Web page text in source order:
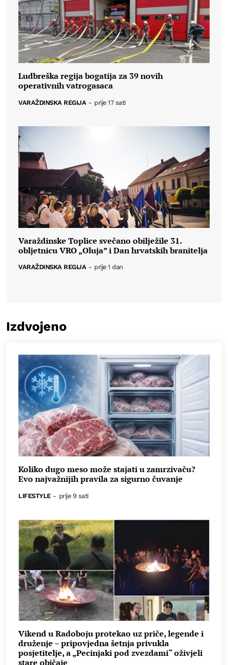
Ludbreška regija bogatija za 39 novih
operativnih vatrogasaca
VARAŽDINSKA REGIJA - prije 17 sati
Varaždinske Toplice svečano obilježile 31.
obljetnicu VRO „Oluja” i Dan hrvatskih branitelja
VARAŽDINSKA REGIJA - prije 1 dan
Izdvojeno
Koliko dugo meso može stajati u zamrzivaču?
Evo najvažnijih pravila za sigurno čuvanje
LIFESTYLE - prije 9 sati
Vikend u Radoboju protekao uz priče, legende i
druženje – pripovjedna šetnja privukla
posjetitelje, a „Pecinjaki pod zvezdami“ oživjeli
stare običaje